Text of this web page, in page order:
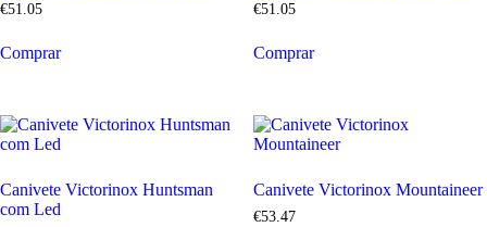
€51.05
Comprar
€51.05
Comprar
Canivete Victorinox Huntsman
com Led
Canivete Victorinox Mountaineer
€53.47